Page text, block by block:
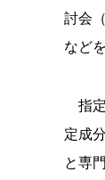
討会
など
指
定成
と専